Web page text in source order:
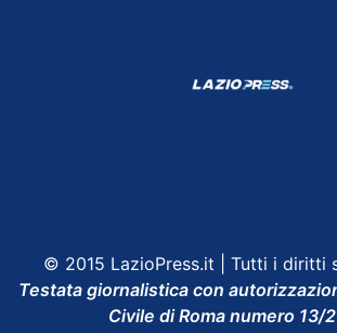
© 2015 LazioPress.it | Tutti i diritti
Testata giornalistica con
Civile di Roma numero 13/